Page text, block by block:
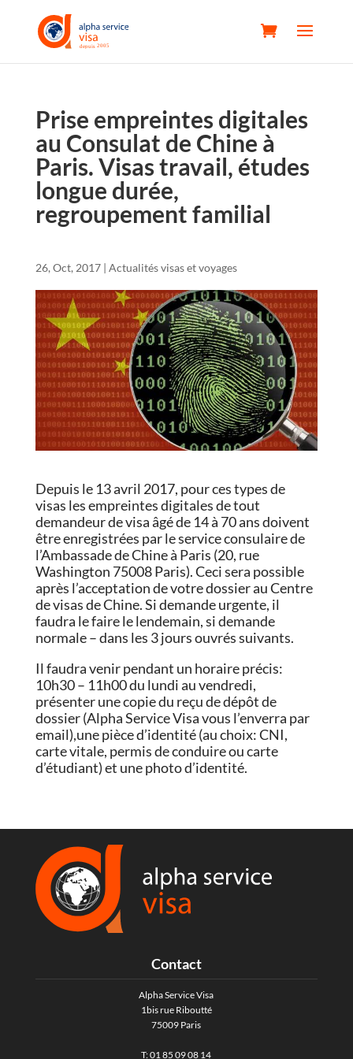
Prise empreintes digitales
au Consulat de Chine à
Paris. Visas travail, études
longue durée,
regroupement familial
26, Oct, 2017| Actualités visas et voyages
Depuis le 13 avril 2017, pour ces types de
visas les empreintes digitales de tout
demandeur de visa âgé de 14 à 70 ans doivent
être enregistrées par le service consulaire de
l’Ambassade de Chine à Paris (20, rue
Washington 75008 Paris).Ceci sera possible
après l’acceptation de votre dossier au Centre
de visas de Chine. Si demande urgente, il
faudra le faire le lendemain, si demande
normale – dans les 3 jours ouvrés suivants.
Il faudra venir pendant un horaire précis:
10h30 – 11h00 du lundi au vendredi,
présenter une copie du reçu de dépôt de
dossier (Alpha Service Visa vous l’enverra par
email),une pièce d’identité (au choix: CNI,
carte vitale, permis de conduire ou carte
d’étudiant) et une photo d’identité.
Contact
Alpha Service Visa
1bis rue Riboutté
75009 Paris
T: 01 85 09 08 14